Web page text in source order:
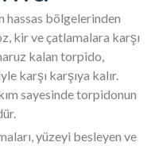
hassas bölgelerinden
kir ve çatlamalara karşı
kalan torpido,
karşı karşıya kalır.
sayesinde torpidonun
yüzeyi besleyen ve